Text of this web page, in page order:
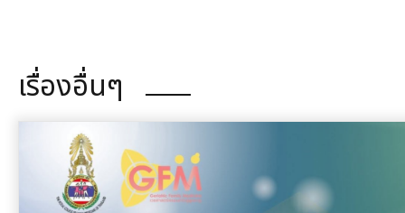
เรื่องอื่นๆ